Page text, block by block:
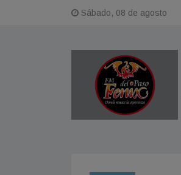
Sábado, 08 de agosto